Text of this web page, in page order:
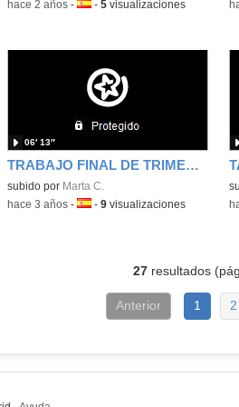
-hace 2 años- Idioma:
- 5visualizaciones -
TRABAJO FINAL DE TRIMESTRE
subido por Marta C.
06′ 13″
-hace 3 años- Idioma:
- 9visualizaciones -
27resultados
Anterior 1 2